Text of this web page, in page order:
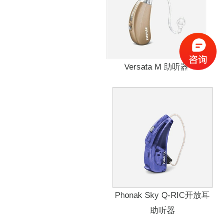
Versata M 助听器
Phonak Sky Q-RIC开放耳
助听器